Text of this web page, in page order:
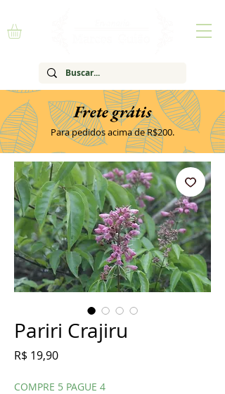
Frete grátis
Para pedidos acima de R$200.
Pariri Crajiru
R$ 19,90Preço
COMPRE 5 PAGUE 4